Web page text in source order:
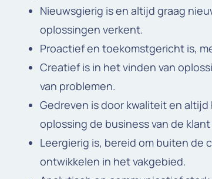
Nieuwsgierig is en altijd graag
oplossingen verkent.
Proactief en toekomstgericht is,
Creatief is in het vinden van
van problemen.
Gedreven is door kwaliteit en
oplossing de business van de
Leergierig is, bereid om buiten de
ontwikkelen in het vakgebied.